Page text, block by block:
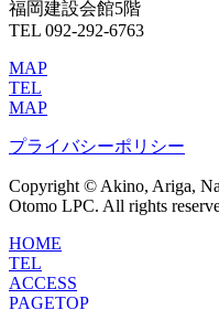
福岡建設会館5階
TEL 092-292-6763
MAP
TEL
MAP
プライバシーポリシー
Copyright © Akino, Ariga,
Otomo LPC. All rights
HOME
TEL
ACCESS
PAGETOP